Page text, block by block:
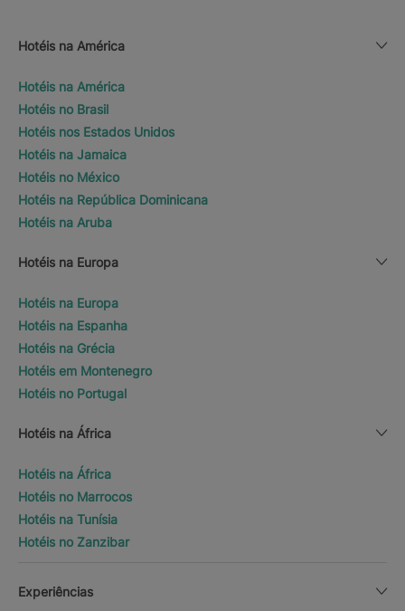
Hotéis na América
Hotéis na América
Hotéis no Brasil
Hotéis nos Estados Unidos
Hotéis na Jamaica
Hotéis no México
Hotéis na República Dominicana
Hotéis na Aruba
Hotéis na Europa
Hotéis na Europa
Hotéis na Espanha
Hotéis na Grécia
Hotéis em Montenegro
Hotéis no Portugal
Hotéis na África
Hotéis na África
Hotéis no Marrocos
Hotéis na Tunísia
Hotéis no Zanzibar
Experiências